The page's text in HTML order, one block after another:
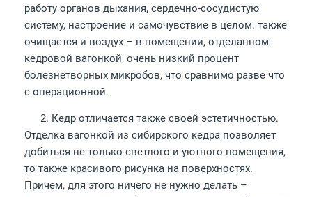
работу органов дыхания, сердечно-сосудистую
систему, настроение и самочувствие в целом. также
очищается и воздух – в помещении, отделанном
кедровой вагонкой, очень низкий процент
болезнетворных микробов, что сравнимо разве что
с операционной.
2. Кедр отличается также своей эстетичностью.
Отделка вагонкой из сибирского кедра позволяет
добиться не только светлого и уютного помещения,
то также красивого рисунка на поверхностях.
Причем, для этого ничего не нужно делать –